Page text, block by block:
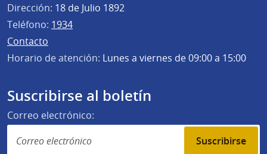
Dirección: 18 de Julio 1892
Teléfono: 1934
Contacto
Horario de atención: Lunes a viernes de 09:00 a 15:00
Suscribirse al boletín
Correo electrónico:
Suscribirse